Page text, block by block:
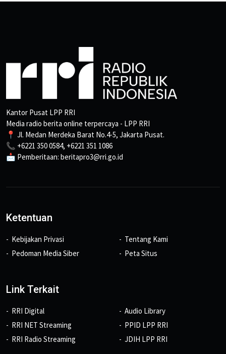
Kantor Pusat LPP RRI
Media radio berita online terpercaya - LPP RRI
📍 Jl. Medan Merdeka Barat No.4-5, Jakarta Pusat.
📞 +6221 350 0584, +6221 351 1086
📩 Pemberitaan: beritapro3@rri.go.id
Ketentuan
Kebijakan Privasi
Pedoman Media Siber
Tentang Kami
Peta Situs
Link Terkait
RRI Digital
RRI NET Streaming
RRI Radio Streaming
Audio Library
PPID LPP RRI
JDIH LPP RRI